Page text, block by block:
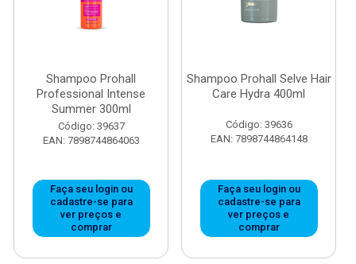
Shampoo Prohall
Professional Intense
Summer 300ml
Código: 39637
EAN: 7898744864063
Faça seu login ou
cadastre-se para
ver preços e
comprar
Shampoo Prohall Selve Hair
Care Hydra 400ml
Código: 39636
EAN: 7898744864148
Faça seu login ou
cadastre-se para
ver preços e
comprar